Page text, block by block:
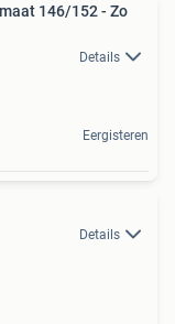
146/152 - Zo
Details
Eergisteren
Details